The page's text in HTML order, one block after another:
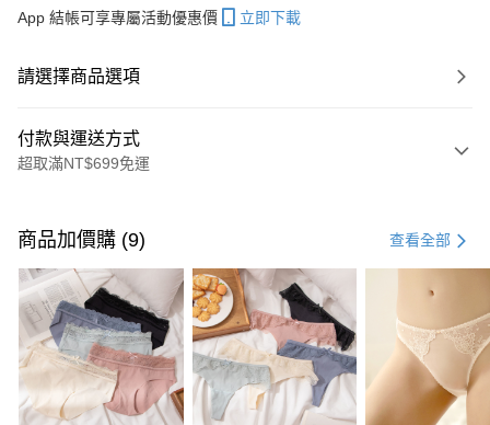
App 結帳可享專屬活動優惠價 立即下載
請選擇商品選項
付款與運送方式
超取滿NT$699免運
信用卡一次付款
信用卡分期付款
3 期 0 利率 每期NT$363
合作金庫商業銀行
第一商業銀行
華南商業銀行
彰化商業銀行
上海商業儲蓄銀行
台北富邦商業銀行
國泰世華商業銀行
兆豐國際商業銀行
6 期 0 利率 每期 NT$181 21家銀行
合作金庫商業銀行
第一商業銀行
華南商業銀行
彰化商業銀行
超商取貨付款
商品加價購 (9) 查看全部